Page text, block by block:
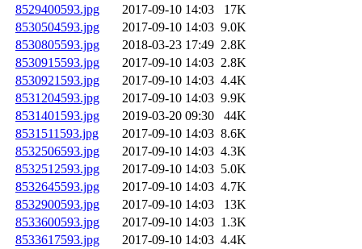
8529400593.jpg
2017-09-10 14:03
17K
8530504593.jpg
2017-09-10 14:03 9.0K
8530805593.jpg
2018-03-23 17:49 2.8K
8530915593.jpg
2017-09-10 14:03 2.8K
8530921593.jpg
2017-09-10 14:03 4.4K
8531204593.jpg
2017-09-10 14:03 9.9K
8531401593.jpg
2019-03-20 09:30
44K
8531511593.jpg
2017-09-10 14:03 8.6K
8532506593.jpg
2017-09-10 14:03 4.3K
8532512593.jpg
2017-09-10 14:03 5.0K
8532645593.jpg
2017-09-10 14:03 4.7K
8532900593.jpg
2017-09-10 14:03
13K
8533600593.jpg
2017-09-10 14:03 1.3K
8533617593.jpg
2017-09-10 14:03 4.4K